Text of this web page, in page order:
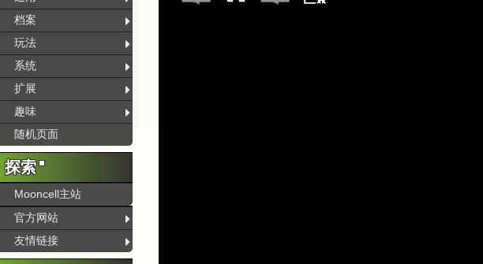
档案
玩法
系统
扩展
趣味
随机页面
探索
Mooncell主站
官方网站
友情链接